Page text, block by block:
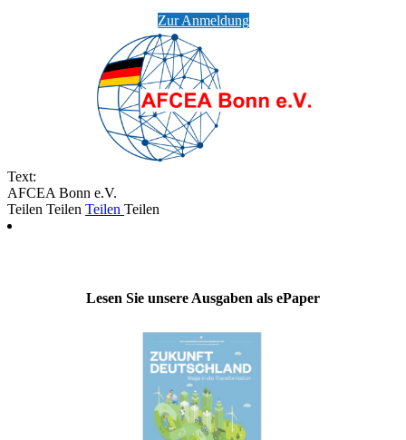
Zur Anmeldung
Text:
AFCEA Bonn e.V.
Teilen Teilen Teilen Teilen
Lesen Sie unsere Ausgaben als ePaper